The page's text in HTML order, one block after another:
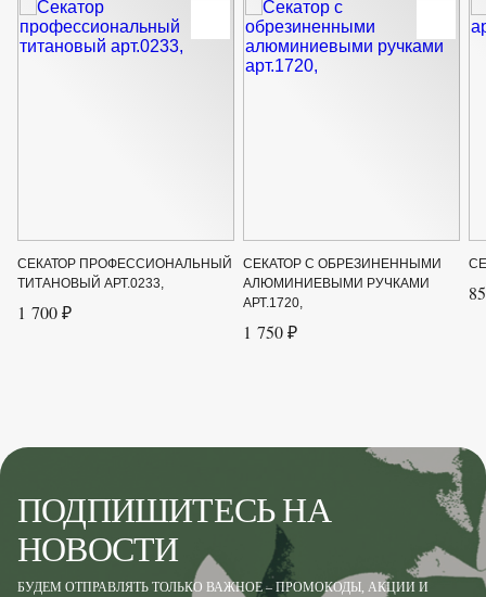
СЕКАТОР ПРОФЕССИОНАЛЬНЫЙ
ТИТАНОВЫЙ АРТ.0233,
1 700 ₽
СЕКАТОР С ОБРЕЗИНЕННЫМИ
АЛЮМИНИЕВЫМИ РУЧКАМИ
АРТ.1720,
1 750 ₽
ПОДПИШИТЕСЬ НА
НОВОСТИ
БУДЕМ ОТПРАВЛЯТЬ ТОЛЬКО ВАЖНОЕ – ПРОМОКОДЫ, АКЦИИ И